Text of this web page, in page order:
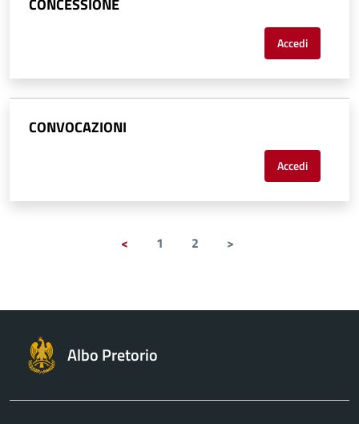
CONCESSIONE
Accedi
CONVOCAZIONI
Accedi
< 1 2 >
Albo Pretorio